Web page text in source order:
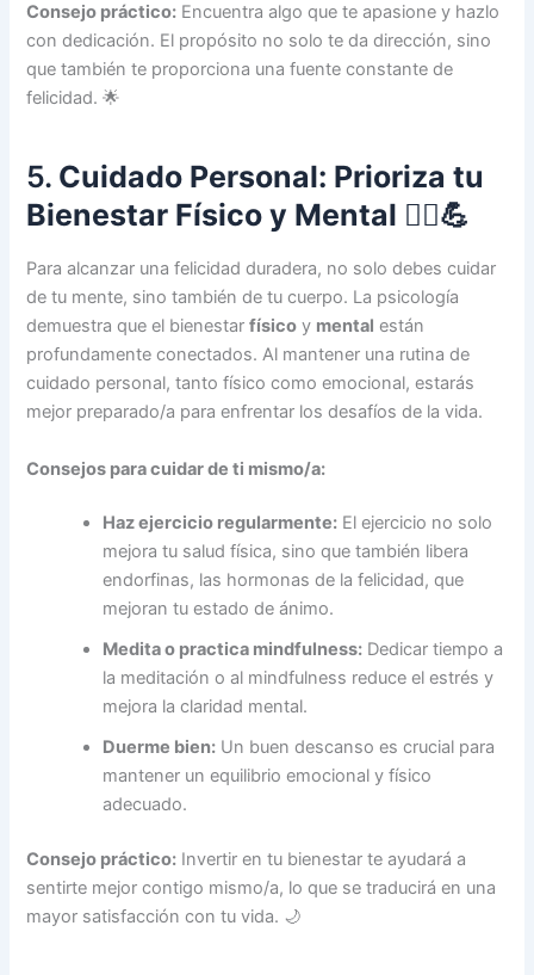
Consejo práctico: Encuentra algo que te apasione y hazlo
con dedicación. El propósito no solo te da dirección, sino
que también te proporciona una fuente constante de
felicidad. 🌟
5. Cuidado Personal: Prioriza tu
Bienestar Físico y Mental 💆‍♀️💪
Para alcanzar una felicidad duradera, no solo debes cuidar
de tu mente, sino también de tu cuerpo. La psicología
demuestra que el bienestarfísico y mental están
profundamente conectados. Al mantener una rutina de
cuidado personal, tanto físico como emocional, estarás
mejor preparado/a para enfrentar los desafíos de la vida.
Consejos para cuidar de ti mismo/a:
Haz ejercicio regularmente: El ejercicio no solo
mejora tu salud física, sino que también libera
endorfinas, las hormonas de la felicidad, que
mejoran tu estado de ánimo.
Medita o practica mindfulness: Dedicar tiempo a
la meditación o al mindfulness reduce el estrés y
mejora la claridad mental.
Duerme bien: Un buen descanso es crucial para
mantener un equilibrio emocional y físico
adecuado.
Consejo práctico: Invertir en tu bienestar te ayudará a
sentirte mejor contigo mismo/a, lo que se traducirá en una
mayor satisfacción con tu vida. 🌙